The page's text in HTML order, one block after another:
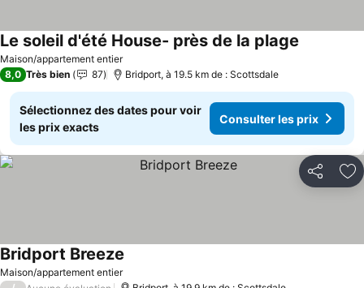
Maison/appartement entier
Le soleil d'été House- près de la plage
8,0 Très bien 87 Bridport, à 19.5 km de : Scottsdale
Sélectionnez des dates pour voir
les prix exacts
Consulter les prix
Partager
Maison/appartement entier
Bridport Breeze